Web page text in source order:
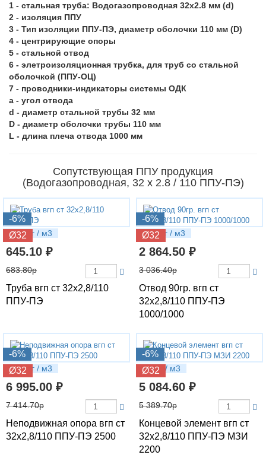
1 - стальная труба: Водогазопроводная 32х2.8 мм (d)
2 - изоляция ППУ
3 - Тип изоляции ППУ-ПЭ, диаметр оболочки 110 мм (D)
4 - центрирующие опоры
5 - стальной отвод
6 - элетроизоляционная трубка, для труб со стальной
оболочкой (ППУ-ОЦ)
7 - проводники-индикаторы системы ОДК
a - угол отвода
d - диаметр стальной трубы 32 мм
D - диаметр оболочки трубы 110 мм
L - длина плеча отвода 1000 мм
Сопутствующая ППУ продукция
(Водогазопроводная, 32 х 2.8 / 110 ППУ-ПЭ)
-6%
Ø32
3.87 кг / м3
645.10 ₽
683.80р
Труба вгп ст 32х2,8/110
ППУ-ПЭ
-6%
Ø32
7.74 кг / м3
2 864.50 ₽
3 036.40р
Отвод 90гр. вгп ст
32х2,8/110 ППУ-ПЭ
1000/1000
-6%
Ø32
13.3 кг / м3
6 995.00 ₽
7 414.70р
Неподвижная опора вгп ст
32х2,8/110 ППУ-ПЭ 2500
-6%
Ø32
9.6 кг / м3
5 084.60 ₽
5 389.70р
Концевой элемент вгп ст
32х2,8/110 ППУ-ПЭ МЗИ
2200